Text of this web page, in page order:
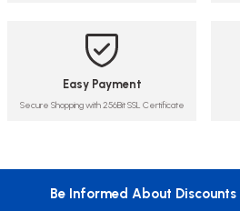
Easy Payment
Secure Shopping with 256Bit SSL Certificate
Be Informed About Discounts